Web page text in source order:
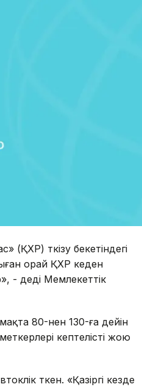
(ҚХР) өткізу бекетіндегі
орай ҚХР кеден
- деді Мемлекеттік
80-нен 130-ға дейін
кептелісті жою
өткен. «Қазіргі кезде